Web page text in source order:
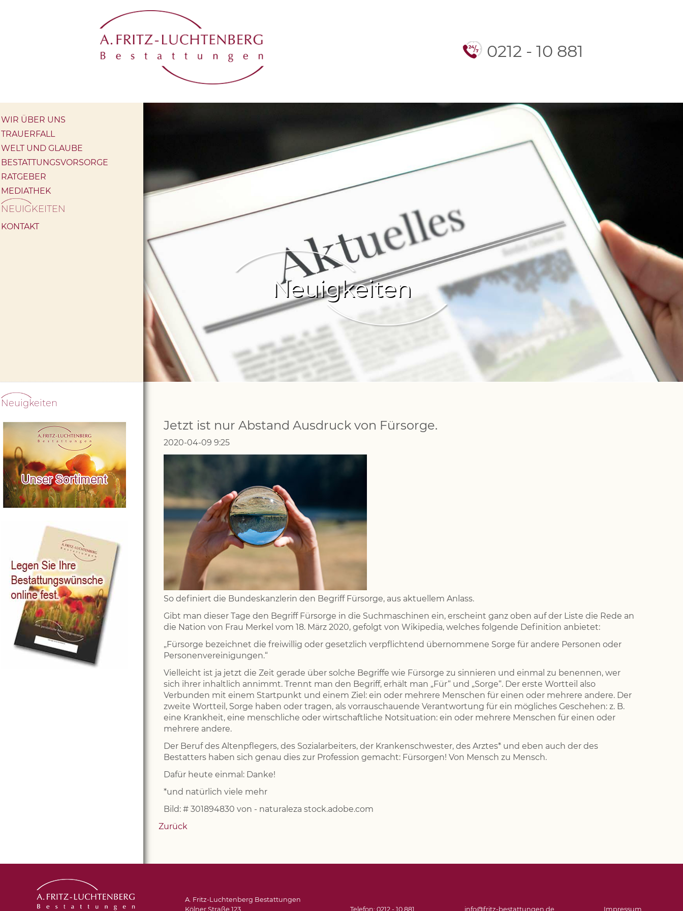
0212 - 10 881
Neuigkeiten
Jetzt ist nur Abstand Ausdruck von Fürsorge.
2020-04-09 9:25
So definiert die Bundeskanzlerin den Begriff Fürsorge, aus aktuellem Anlass.
Gibt man dieser Tage den Begriff Fürsorge in die Suchmaschinen ein, erscheint ganz oben auf der Liste die Rede an
die Nation von Frau Merkel vom 18. März 2020, gefolgt von Wikipedia, welches folgende Definition anbietet:
„Fürsorge bezeichnet die freiwillig oder gesetzlich verpflichtend übernommene Sorge für andere Personen oder
Personenvereinigungen.“
Vielleicht ist ja jetzt die Zeit gerade über solche Begriffe wie Fürsorge zu sinnieren und einmal zu benennen, wer
sich ihrer inhaltlich annimmt. Trennt man den Begriff, erhält man „Für“ und „Sorge“. Der erste Wortteil also
Verbunden mit einem Startpunkt und einem Ziel: ein oder mehrere Menschen für einen oder mehrere andere. Der
zweite Wortteil, Sorge haben oder tragen, als vorrauschauende Verantwortung für ein mögliches Geschehen: z. B.
eine Krankheit, eine menschliche oder wirtschaftliche Notsituation: ein oder mehrere Menschen für einen oder
mehrere andere.
Der Beruf des Altenpflegers, des Sozialarbeiters, der Krankenschwester, des Arztes* und eben auch der des
Bestatters haben sich genau dies zur Profession gemacht: Fürsorgen! Von Mensch zu Mensch.
Dafür heute einmal: Danke!
*und natürlich viele mehr
Bild: # 301894830 von - naturaleza stock.adobe.com
Zurück
A. Fritz-Luchtenberg Bestattungen
Kölner Straße 123
Telefon: 0212 - 10 881 info@fritz-bestattungen.de Impressum
Navigation
überspringen
WIR ÜBER UNS
TRAUERFALL
WELT UND GLAUBE
BESTATTUNGSVORSORGE
RATGEBER
MEDIATHEK
NEUIGKEITEN
KONTAKT
Navigation
überspringen
Neuigkeiten